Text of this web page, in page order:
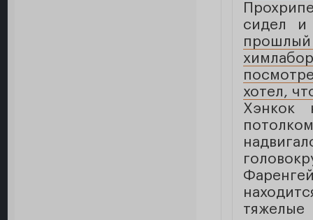
сидел и
хотел,
Хэнкок